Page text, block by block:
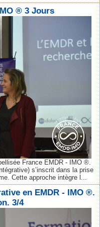
® 3 Jours
France EMDR - IMO ®.
s’inscrit dans la prise
Cette approche intègre l...
en EMDR - IMO ®.
3/4